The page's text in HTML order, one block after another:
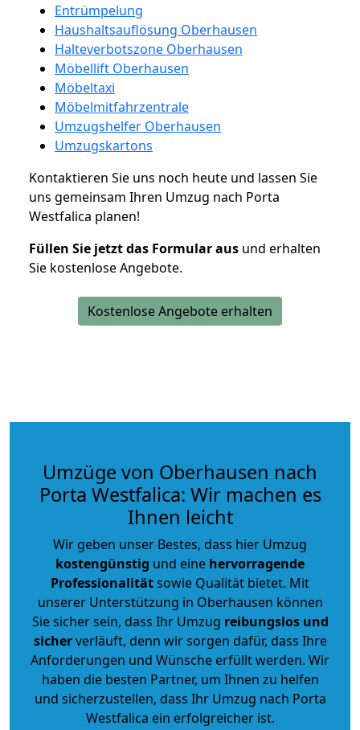
Entrümpelung
Haushaltsauflösung Oberhausen
Halteverbotszone Oberhausen
Möbellift Oberhausen
Möbeltaxi
Möbelmitfahrzentrale
Umzugshelfer Oberhausen
Umzugskartons
Kontaktieren Sie uns noch heute und lassen Sie
uns gemeinsam Ihren Umzug nach Porta
Westfalica planen!
Füllen Sie jetzt das Formular aus und erhalten
Sie kostenlose Angebote.
Kostenlose Angebote erhalten
Umzüge von Oberhausen nach
Porta Westfalica: Wir machen es
Ihnen leicht
Wir geben unser Bestes, dass hier Umzug
kostengünstig und eine hervorragende
Professionalitätsowie Qualität bietet. Mit
unserer Unterstützung in Oberhausen können
Sie sicher sein, dass Ihr Umzug reibungslos und
sicherverläuft, denn wir sorgen dafür, dass Ihre
Anforderungen und Wünsche erfüllt werden. Wir
haben die besten Partner, um Ihnen zu helfen
und sicherzustellen, dass Ihr Umzug nach Porta
Westfalica ein erfolgreicher ist.